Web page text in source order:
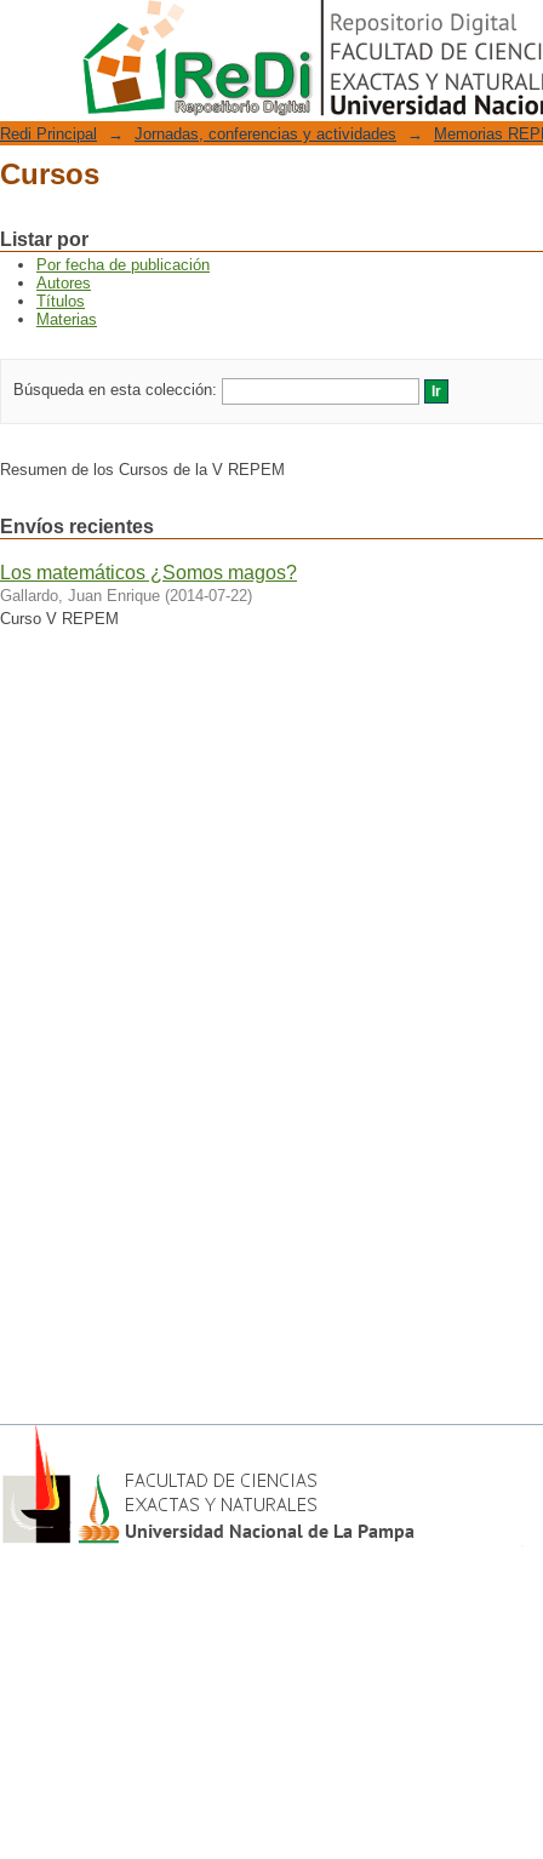
Repositorio Digital
Redi Principal → Jornadas, conferencias y actividades → Memorias
Cursos
Listar por
Por fecha de publicación
Autores
Títulos
Materias
Búsqueda en esta colección:
Resumen de los Cursos de la V REPEM
Envíos recientes
Los matemáticos ¿Somos magos?
Gallardo, Juan Enrique (2014-07-22)
Curso V REPEM